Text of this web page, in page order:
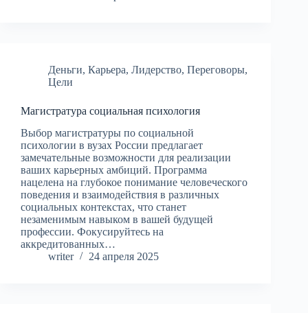
Деньги, Карьера, Лидерство, Переговоры,
Цели
Магистратура социальная психология
Выбор магистратуры по социальной
психологии в вузах России предлагает
замечательные возможности для реализации
ваших карьерных амбиций. Программа
нацелена на глубокое понимание человеческого
поведения и взаимодействия в различных
социальных контекстах, что станет
незаменимым навыком в вашей будущей
профессии. Фокусируйтесь на
аккредитованных…
writer
24 апреля 2025